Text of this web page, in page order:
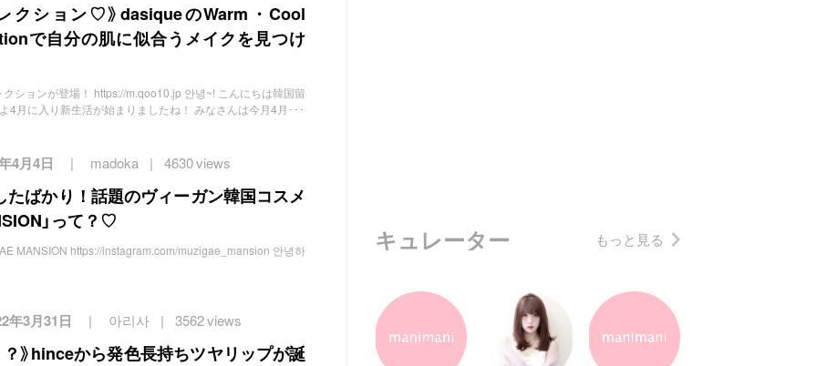
クション♡》dasiqueのWarm・Cool
で自分の肌に似合うメイクを見つけ
ションが登場！ https://m.qoo10.jp 안녕~! こんにちは韓国留
4月に入り新生活が始まりましたね！ みなさんは今月4月･･･
4月4日 madoka 4630 views
たばかり！話題のヴィーガン韓国コスメ
」って？♡
MANSION https://instagram.com/muzigae_mansion 안녕하
年3月31日 아리사 3562 views
》hinceから発色長持ちツヤリップが誕
キュレーター もっと見る